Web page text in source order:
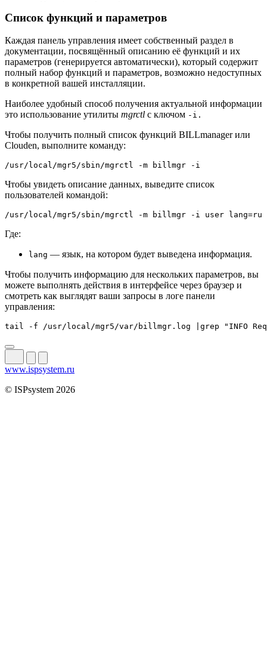
Список функций и параметров
Каждая панель управления имеет собственный раздел в
документации, посвящённый описанию её функций и их
параметров (генерируется автоматически), который содержит
полный набор функций и параметров, возможно недоступных
в конкретной вашей инсталляции.
Наиболее удобный способ получения актуальной информации
это использование утилиты mgrctl с ключом -i.
Чтобы получить полный список функций BILLmanager или
Clouden, выполните команду:
Чтобы увидеть описание данных, выведите список
пользователей командой:
Где:
lang — язык, на котором будет выведена информация.
Чтобы получить информацию для нескольких параметров, вы
можете выполнять действия в интерфейсе через браузер и
смотреть как выглядят ваши запросы в логе панели
управления:
www.ispsystem.ru
© ISPsystem 2026